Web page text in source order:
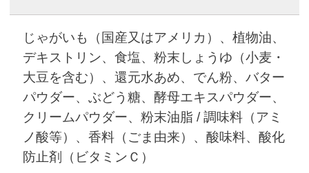
じゃがいも（国産又はアメリカ）、植物油、
デキストリン、食塩、粉末しょうゆ（小麦・
大豆を含む）、還元水あめ、でん粉、バター
パウダー、ぶどう糖、酵母エキスパウダー、
クリームパウダー、粉末油脂 / 調味料（アミ
ノ酸等）、香料（ごま由来）、酸味料、酸化
防止剤（ビタミンＣ）